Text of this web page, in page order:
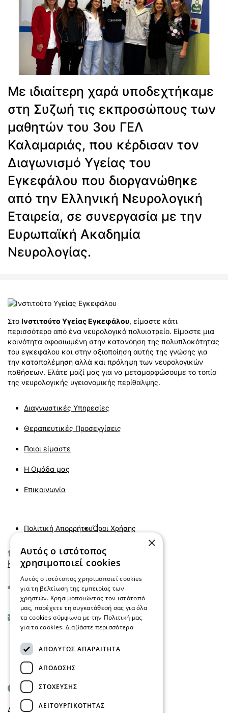
Με ιδιαίτερη χαρά υποδεχτήκαμε
στη Συζωή τις εκπροσώπους των
μαθητών του 3ου ΓΕΛ
Καλαμαριάς, που κέρδισαν τον
Διαγωνισμό Υγείας του
Εγκεφάλου που διοργανώθηκε
από την Ελληνική Νευρολογική
Εταιρεία, σε συνεργασία με την
Ευρωπαϊκή Ακαδημία
Νευρολογίας.
Στο Ινστιτούτο Υγείας Εγκεφάλου, είμαστε κάτι
περισσότερο από ένα νευρολογικό πολυιατρείο. Είμαστε μια
κοινότητα αφοσιωμένη στην κατανόηση της πολυπλοκότητας
του εγκεφάλου και στην αξιοποίηση αυτής της γνώσης για
την καταπολέμηση αλλά και πρόληψη των νευρολογικών
παθήσεων. Ελάτε μαζί μας για να μεταμορφώσουμε το τοπίο
της νευρολογικής υγειονομικής περίθαλψης.
Διαγνωστικές Υπηρεσίες
Θεραπευτικές Προσεγγίσεις
Ποιοι είμαστε
Η Ομάδα μας
Επικοινωνία
Πολιτική ΑπορρήτουΌροι Χρήσης
Αιγαίου 45 τ.κ 55133
Καλαμαριά - Θεσσαλονίκη
+30 2310 029099
info@mindfulmind.gr
Fb. In.X.
Ωράριο
ΔEY-ΠAP: 10.00 - 15.00 & 16.00 - 20.00
×
Αυτός ο ιστότοπος
χρησιμοποιεί cookies
Αυτός ο ιστότοπος χρησιμοποιεί cookies
για τη βελτίωση της εμπειρίας των
χρηστών. Χρησιμοποιώντας τον ιστότοπό
μας, παρέχετε τη συγκατάθεσή σας για όλα
τα cookies σύμφωνα με την Πολιτική μας
για τα cookies. Διαβάστε περισσότερα
ΑΠΟΛΎΤΩΣ ΑΠΑΡΑΊΤΗΤΑ
ΑΠΌΔΟΣΗΣ
ΣΤΌΧΕΥΣΗΣ
ΛΕΙΤΟΥΡΓΙΚΌΤΗΤΑΣ